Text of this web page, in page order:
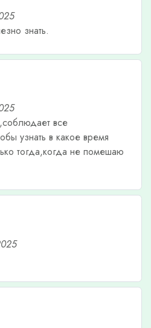
знать.
все
узнать в какое время
тогда,когда не помешаю